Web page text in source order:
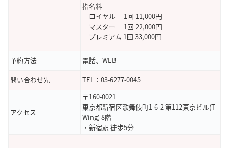
指名料
ロイヤル 1回 11,000円
マスター 1回 22,000円
プレミアム 1回 33,000円
予約方法
電話、WEB
問い合わせ先
TEL：03-6277-0045
アクセス
〒160-0021
東京都新宿区歌舞伎町1-6-2 第112東京ビル(T-
Wing) 8階
・新宿駅 徒歩5分